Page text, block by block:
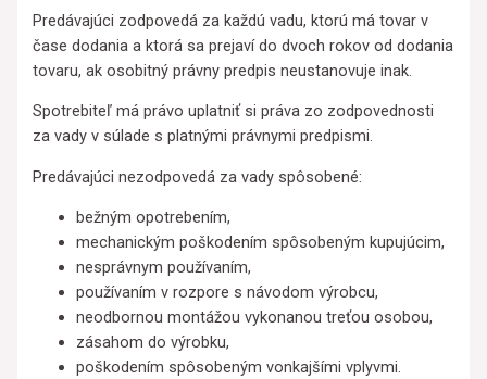
Predávajúci zodpovedá za každú vadu, ktorú má tovar v
čase dodania a ktorá sa prejaví do dvoch rokov od dodania
tovaru, ak osobitný právny predpis neustanovuje inak.
Spotrebiteľ má právo uplatniť si práva zo zodpovednosti
za vady v súlade s platnými právnymi predpismi.
Predávajúci nezodpovedá za vady spôsobené:
bežným opotrebením,
mechanickým poškodením spôsobeným kupujúcim,
nesprávnym používaním,
používaním v rozpore s návodom výrobcu,
neodbornou montážou vykonanou treťou osobou,
zásahom do výrobku,
poškodením spôsobeným vonkajšími vplyvmi.